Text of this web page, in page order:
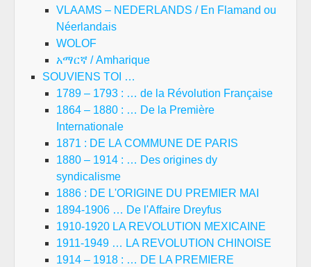
VLAAMS – NEDERLANDS / En Flamand ou
Néerlandais
WOLOF
አማርኛ / Amharique
SOUVIENS TOI …
1789 – 1793 : … de la Révolution Française
1864 – 1880 : … De la Première
Internationale
1871 : DE LA COMMUNE DE PARIS
1880 – 1914 : … Des origines dy
syndicalisme
1886 : DE L'ORIGINE DU PREMIER MAI
1894-1906 … De l'Affaire Dreyfus
1910-1920 LA REVOLUTION MEXICAINE
1911-1949 … LA REVOLUTION CHINOISE
1914 – 1918 : … DE LA PREMIERE